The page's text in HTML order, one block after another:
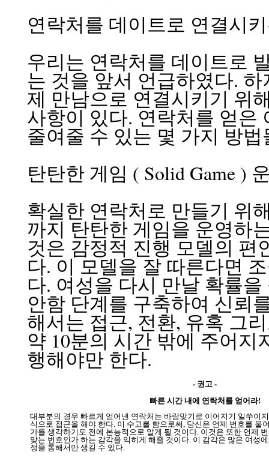
연락처를 데이트로 연결시
우리는 연락처를 데이트로
는 것을 앞서 언급하였다.
제 만남으로 연결시키기 위
사항이 있다. 연락처를 얻은
줄여줄 수 있는 몇 가지 방
탄탄한 게임 ( Solid Game )
확실한 연락처로 만들기 위
까지 탄탄한 게임을 운영하
것은 감정적 진행 모델의 편
다. 이 모델을 잘 따른다면
다. 여성을 다시 만날 확률
안함 단계를 구축하여 신뢰
해서는 접근, 전환, 유혹 그
약 10분의 시간 밖에 주어
행해야만 한다.
- 권고 -
빠른 시간 내에 연락처를 얻어라!
대부분의 경우 빠르게 얻어낸 연락처는 바람맞기로 이어지기 일쑤이
식으로 접근을 해야 한다. 이 수고를 함으로써, 당신은 언제 번호를 물
가를 생각하기도 전에 본능적으로 알게 될 것이다. 이것은 또한 언제
맞는 번호인가 하는 감각을 익히게 해줄 것이다. 이 감각은 많은 여성
정을 통해서만 생길 수 있다.